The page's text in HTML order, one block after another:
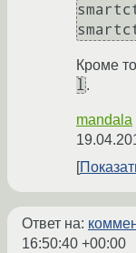
Кроме
l.
mandala
Ответ на:
16:50:40 +00:00